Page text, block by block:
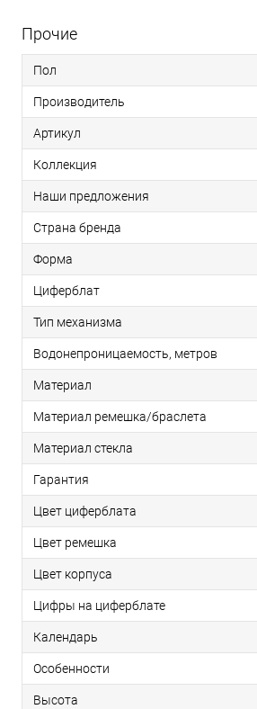
Прочие
Пол
Производитель
Артикул
Коллекция
Наши предложения
Страна бренда
Форма
Циферблат
Тип механизма
Водонепроницаемость, метров
Материал
Материал ремешка/браслета
Материал стекла
Гарантия
Цвет циферблата
Цвет ремешка
Цвет корпуса
Цифры на циферблате
Календарь
Особенности
Высота